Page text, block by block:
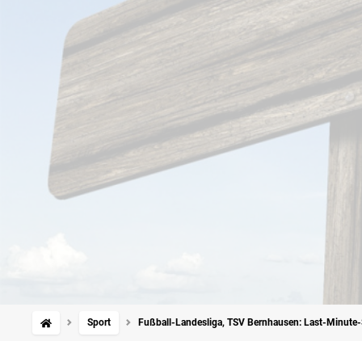
Sport Fußball-Landesliga, TSV Bernhausen: Last-